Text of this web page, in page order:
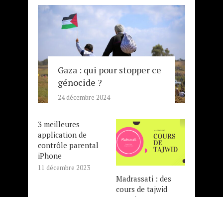
Gaza : qui pour stopper ce
génocide ?
24 décembre 2024
3 meilleures
application de
contrôle parental
iPhone
11 décembre 2023
Madrassati : des
cours de tajwid